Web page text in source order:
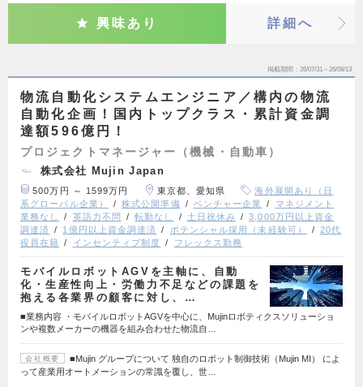
興味あり 詳細へ
掲載期間 26/07/31～26/08/13
物流自動化システムエンジニア／構内の物流
自動化企画！国内トップクラス・累計資金調
達額596億円！
プロジェクトマネージャー（機械・自動車）
株式会社 Mujin Japan
500万円 ～ 1599万円 東京都、愛知県
海外展開あり（日
系グローバル企業）
株式公開準備 ベンチャー企業
マネジメント
業務なし
英語力不問 転勤なし 土日祝休み
3,000万円以上資金
調達済
1億円以上資金調達済 ポテンシャル採用（未経験可）
20代
役員在籍
インセンティブ制度 フレックス勤務
モバイルロボットAGVを主軸に、自動
化・生産性向上・労働力不足などの課題を
抱える各業界の顧客に対し、…
■業務内容 ・モバイルロボットAGVを中心に、Mujinロボティクスソリューショ
ンや複数メーカーの機器を組み合わせた物流自…
会社概要
■Mujin グループについて 独自のロボット制御技術（Mujin MI） によ
って産業用オートメーションの常識を覆し、世…